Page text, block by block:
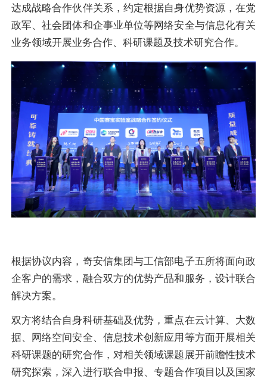
达成战略合作伙伴关系，约定根据自身优势资源，在党
政军、社会团体和企事业单位等网络安全与信息化有关
业务领域开展业务合作、科研课题及技术研究合作。
根据协议内容，奇安信集团与工信部电子五所将面向政
企客户的需求，融合双方的优势产品和服务，设计联合
解决方案。
双方将结合自身科研基础及优势，重点在云计算、大数
据、网络空间安全、信息技术创新应用等方面开展相关
科研课题的研究合作，对相关领域课题展开前瞻性技术
研究探索，深入进行联合申报、专题合作项目以及国家